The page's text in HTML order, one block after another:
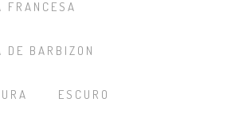
FRANCESA
DE BARBIZON
ESCURO